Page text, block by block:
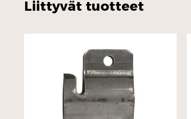
Liittyvät tuotteet